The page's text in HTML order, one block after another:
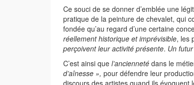
Ce souci de se donner d’emblée une
pratique de la peinture de chevalet, qui
fondée qu’au regard d’une certaine
réellement historique et imprévisible, les
perçoivent leur activité présente. Un futur
C’est ainsi que l’ancienneté dans le
d’aînesse », pour défendre leur
discours des artistes quand ils évoquent